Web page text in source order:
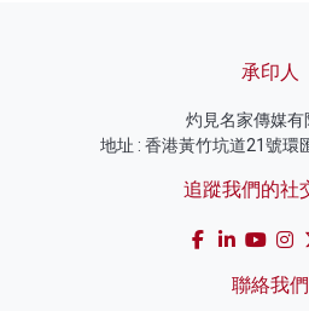
承印人
灼見名家傳媒有
地址 : 香港黃竹坑道21號環
追蹤我們的社
聯絡我們